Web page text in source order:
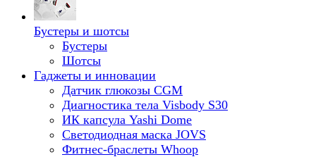
Бустеры и шотсы
Бустеры
Шотсы
Гаджеты и инновации
Датчик глюкозы CGM
Диагностика тела Visbody S30
ИК капсула Yashi Dome
Светодиодная маска JOVS
Фитнес-браслеты Whoop